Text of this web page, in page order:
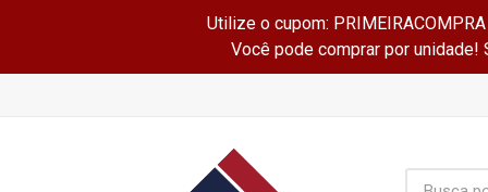
Utilize o cupom:
Você pode comprar por unidade!